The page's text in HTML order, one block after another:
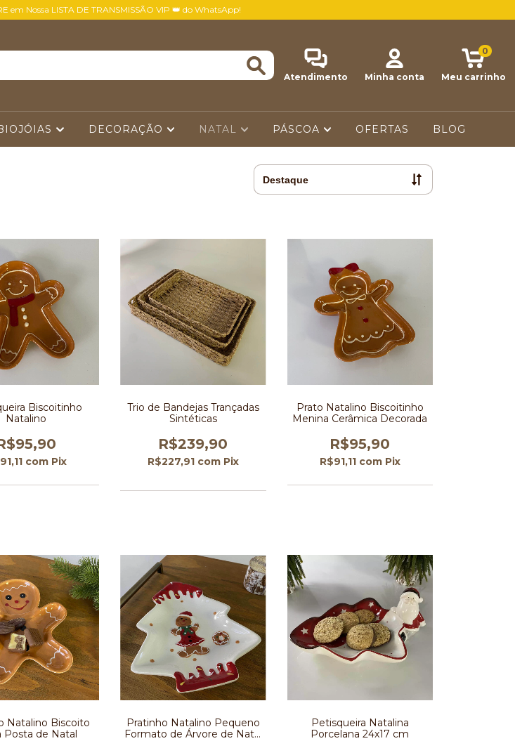
em Nossa LISTA DE TRANSMISSÃO VIP 👑 do WhatsApp!
Atendimento Minha conta Meu carrinho
0
DECORAÇÃO NATAL PÁSCOA OFERTAS BLOG
Biscoitinho
Natalino
com Pix
Trio de Bandejas Trançadas
Sintéticas
R$239,90
R$227,91 com Pix
Prato Natalino Biscoitinho
Menina Cerâmica Decorada
R$95,90
R$91,11 com Pix
Natalino Biscoito
Posta de Natal
Pratinho Natalino Pequeno
Formato de Árvore de Natal
Petisqueira Natalina
Porcelana 24x17 cm